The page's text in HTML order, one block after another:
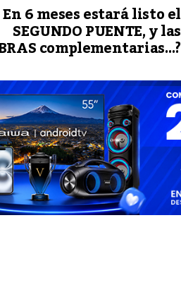
En 6 meses estará listo el
SEGUNDO PUENTE, y las
complementarias…?